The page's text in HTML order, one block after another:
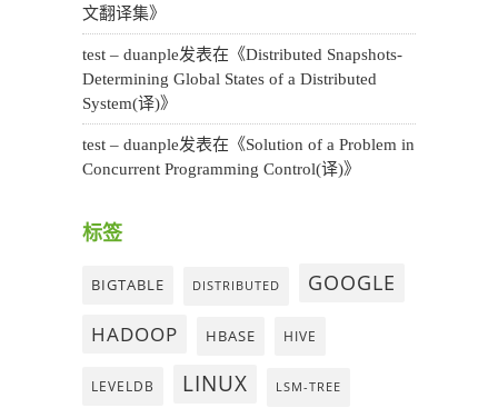
文翻译集》
test – duanple发表在《Distributed Snapshots-
Determining Global States of a Distributed
System(译)》
test – duanple发表在《Solution of a Problem in
Concurrent Programming Control(译)》
标签
BIGTABLE DISTRIBUTED GOOGLE
HADOOP HBASE HIVE
LEVELDB LINUX LSM-TREE